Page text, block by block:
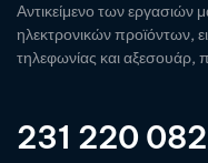
Αντικείμενο των εργασιών
ηλεκτρονικών προϊόντων,
τηλεφωνίας και αξεσουάρ,
231 220